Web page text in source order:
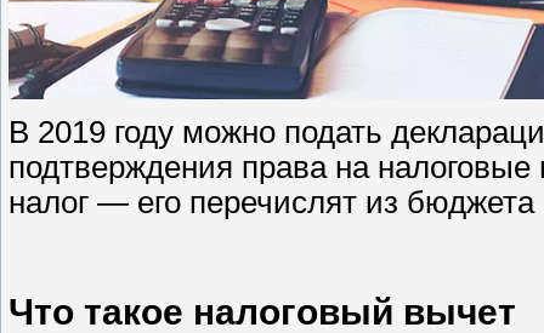
В 2019 году можно подать
подтверждения права на
налог — его перечислят из
Что такое налоговый вычет